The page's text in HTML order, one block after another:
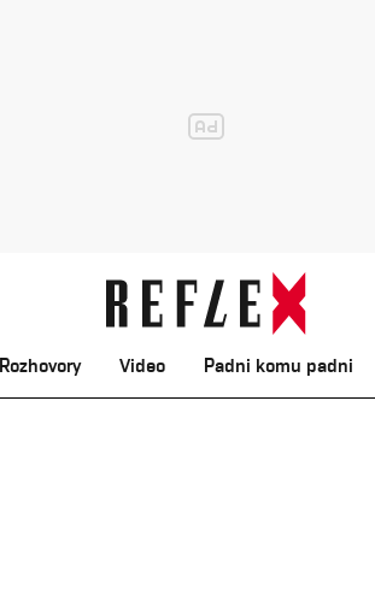
Rozhovory Video Padni komu padni